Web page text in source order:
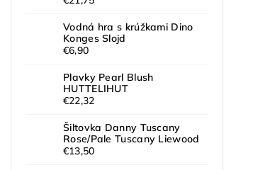
Vodná hra s krúžkami Dino
Konges Slojd
€6,90
Plavky Pearl Blush
HUTTELIHUT
€22,32
Šiltovka Danny Tuscany
Rose/Pale Tuscany Liewood
€13,50